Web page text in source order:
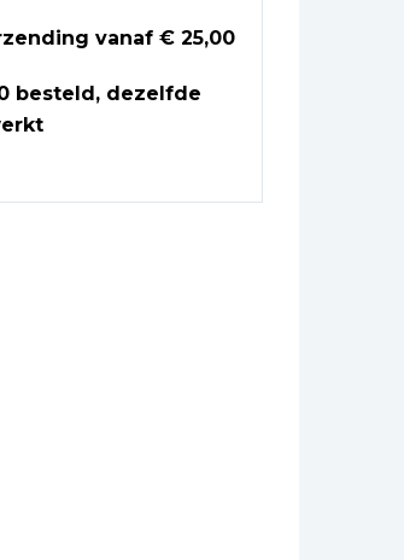
vanaf € 25,00
besteld, dezelfde